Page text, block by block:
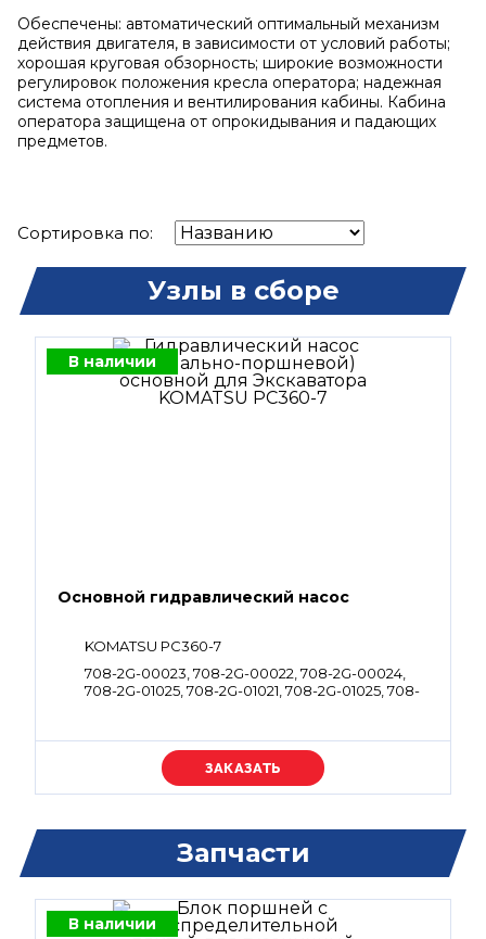
Обеспечены: автоматический оптимальный механизм
действия двигателя, в зависимости от условий работы;
хорошая круговая обзорность; широкие возможности
регулировок положения кресла оператора; надежная
система отопления и вентилирования кабины. Кабина
оператора защищена от опрокидывания и падающих
предметов.
Сортировка по:
Узлы в сборе
В наличии
Основной гидравлический насос
KOMATSU PC360-7
708-2G-00023, 708-2G-00022, 708-2G-00024,
708-2G-01025, 708-2G-01021, 708-2G-01025, 708-
Уточняйте цену
Запчасти
В наличии